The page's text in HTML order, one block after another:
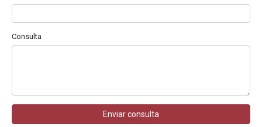
Consulta
Enviar consulta